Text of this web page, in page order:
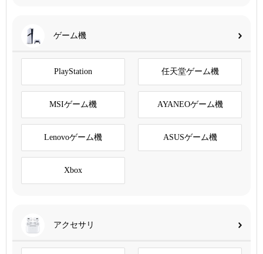
ゲーム機
PlayStation 任天堂ゲーム機
MSIゲーム機 AYANEOゲーム機
Lenovoゲーム機 ASUSゲーム機
Xbox
アクセサリ